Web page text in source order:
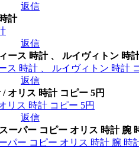
返信
計
返信
ース 時計 、 ルイヴィトン 時
ス 時計 、 ルイヴィトン 時計
返信
オリス 時計 コピー 5円
リス 時計 コピー 5円
返信
ーパー コピー オリス 時計 腕
パー コピー オリス 時計 腕 時